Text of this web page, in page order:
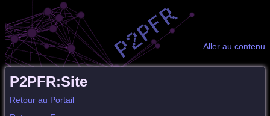
Aller au contenu
P2PFR:Site
Retour au Portail